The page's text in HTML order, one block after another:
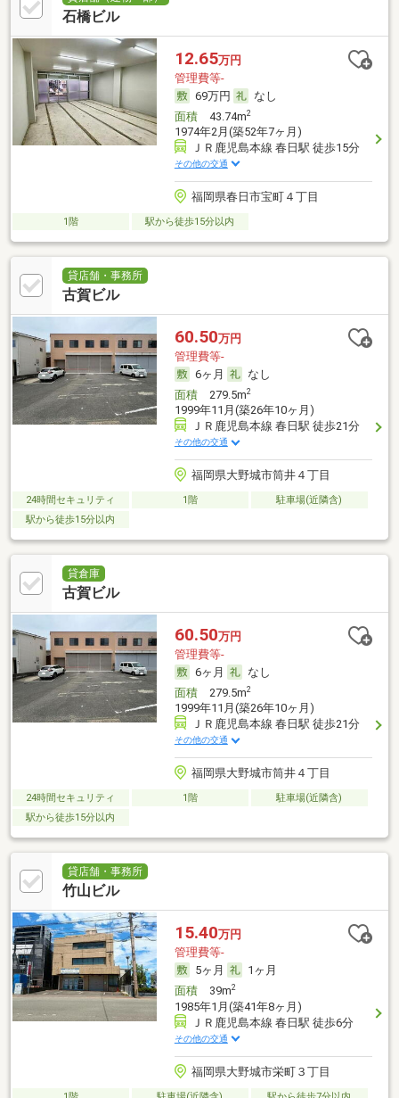
石橋ビル
12.65万円
管理費等-
69万円
なし
面積43.74m2
1974年2月(築52年7ヶ月)
ＪＲ鹿児島本線 春日駅 徒歩15分
その他の交通
福岡県春日市宝町４丁目
1階 駅から徒歩15分以内
貸店舗・事務所
古賀ビル
60.50万円
管理費等-
6ヶ月
なし
面積279.5m2
1999年11月(築26年10ヶ月)
ＪＲ鹿児島本線 春日駅 徒歩21分
その他の交通
福岡県大野城市筒井４丁目
24時間セキュリティ 1階
駐車場(近隣含)
駅から徒歩15分以内
貸倉庫
古賀ビル
60.50万円
管理費等-
6ヶ月
なし
面積279.5m2
1999年11月(築26年10ヶ月)
ＪＲ鹿児島本線 春日駅 徒歩21分
その他の交通
福岡県大野城市筒井４丁目
24時間セキュリティ 1階
駐車場(近隣含)
駅から徒歩15分以内
貸店舗・事務所
竹山ビル
15.40万円
管理費等-
5ヶ月
1ヶ月
面積39m2
1985年1月(築41年8ヶ月)
ＪＲ鹿児島本線 春日駅 徒歩6分
その他の交通
福岡県大野城市栄町３丁目